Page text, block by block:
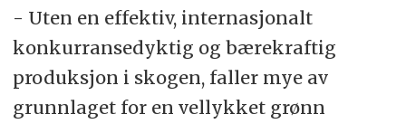
- Uten en effektiv, internasjonalt
konkurransedyktig og bærekraftig
produksjon i skogen, faller mye av
grunnlaget for en vellykket grønn